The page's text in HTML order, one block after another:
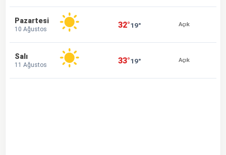
Pazartesi
10 Ağustos 32°19° Açık
Salı
11 Ağustos 33°19° Açık